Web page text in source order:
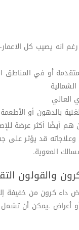
اقل من 30 سنة رغم
أو في المناطق
العالي
بالدهون أو
هم أيضًا أكثر عرضة
قد يؤثر على
المعوية.
والقولون
داء كرون من
أعراض .يمكن أن